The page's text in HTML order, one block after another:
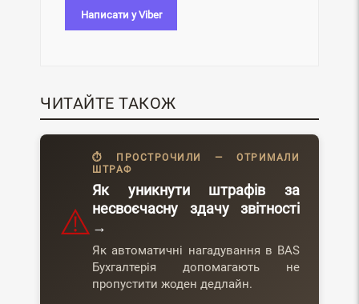
Написати у Viber
ЧИТАЙТЕ ТАКОЖ
⚠️
⏱ ПРОСТРОЧИЛИ — ОТРИМАЛИ
ШТРАФ
Як уникнути штрафів за
несвоєчасну здачу звітності
→
Як автоматичні нагадування в BAS
Бухгалтерія допомагають не
пропустити жоден дедлайн.